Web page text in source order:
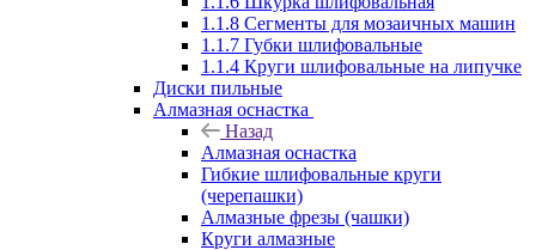
1.1.8 Сегменты для мозаичных машин
1.1.7 Губки шлифовальные
1.1.4 Круги шлифовальные на липучке
Диски пильные
Алмазная оснастка
Назад
Алмазная оснастка
Гибкие шлифовальные круги
(черепашки)
Алмазные фрезы (чашки)
Круги алмазные